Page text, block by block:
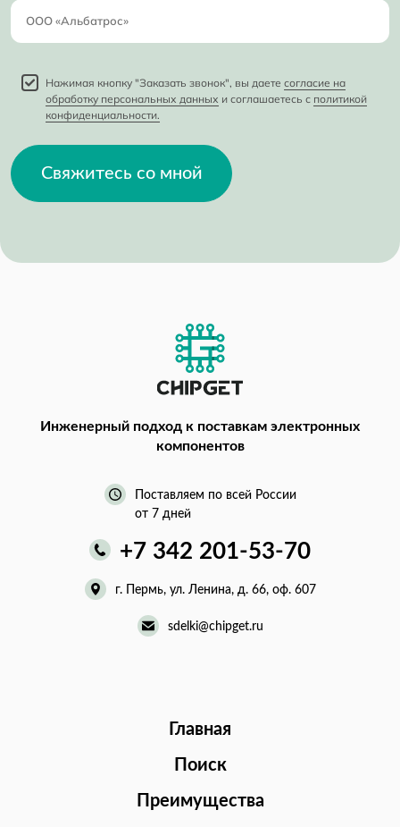
Нажимая кнопку "Заказать звонок", вы даете согласие на
обработку персональных данных и соглашаетесь с политикой
конфиденциальности.
Свяжитесь со мной
Инженерный подход к поставкам электронных
компонентов
Поставляем по всей России
от 7 дней
+7 342 201-53-70
г. Пермь, ул. Ленина, д. 66, оф. 607
sdelki@chipget.ru
Главная
Поиск
Преимущества